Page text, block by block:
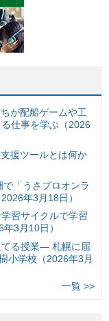
が配船ゲームや工
仕事を学ぶ（2026
援ツールとは何か
「うさプロオンラ
年3月18日）
習サイクルで学習
3月10日）
てる授業— 札幌に届
小学校（2026年3月
一覧 >>